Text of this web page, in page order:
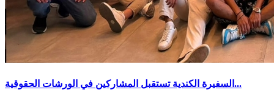
السفيرة الكندية تستقبل المشاركين في الورشات الحقوقية...